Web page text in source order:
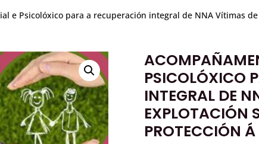
e Psicolóxico para a recuperación integral de NNA Vítimas
PSICOLÓXICO
INTEGRAL DE
EXPLOTACIÓN
PROTECCIÓN